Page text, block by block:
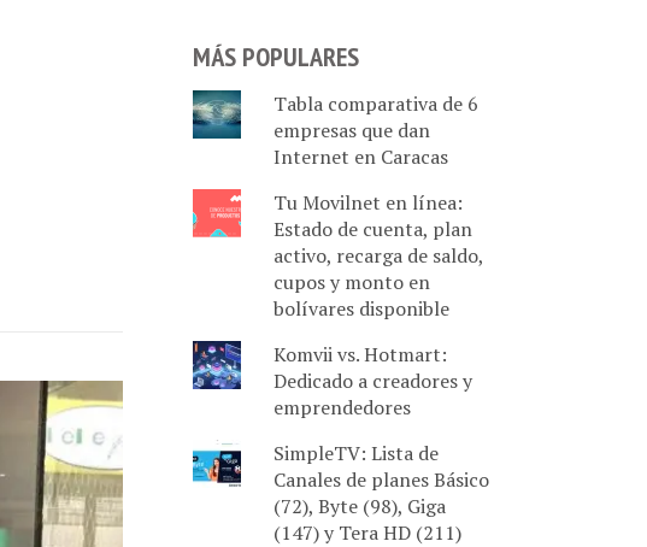
MÁS POPULARES
Tabla comparativa de 6
empresas que dan
Internet en Caracas
Tu Movilnet en línea:
Estado de cuenta, plan
activo, recarga de saldo,
cupos y monto en
bolívares disponible
Komvii vs. Hotmart:
Dedicado a creadores y
emprendedores
SimpleTV: Lista de
Canales de planes Básico
(72), Byte (98), Giga
(147) y Tera HD (211)